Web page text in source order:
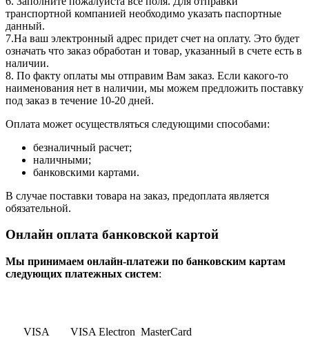
транспортной компанией необходимо указать паспортные
данный.
7.На ваш электронный адрес придет счет на оплату. Это будет
означать что заказ обработан и товар, указанный в счете есть в
наличии.
8. По факту оплаты мы отправим Вам заказ. Если какого-то
наименования нет в наличии, мы можем предложить поставку
под заказ в течение 10-20 дней.
Оплата может осуществляться следующими способами:
безналичный расчет;
наличными;
банковскими картами.
В случае поставки товара на заказ, предоплата является
обязательной.
Онлайн оплата банковской картой
Мы принимаем онлайн-платежи по банковским картам
cледующих платежных систем:
VISA VISA Electron MasterCard